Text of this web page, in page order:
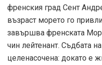
френския град Сент
възраст морето го
завършва френската
чин лейтенант. Съдбата
целенасочена: докато е